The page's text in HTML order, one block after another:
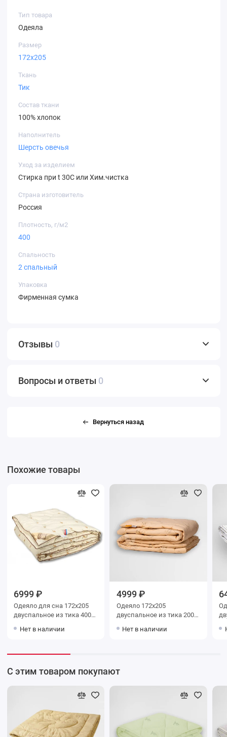
Тип товара
Одеяла
Размер
172х205
Ткань
Тик
Состав ткани
100% хлопок
Наполнитель
Шерсть овечья
Уход за изделием
Стирка при t 30C или Хим.чистка
Страна изготовитель
Россия
Плотность, г/м2
400
Спальность
2 спальный
Упаковка
Фирменная сумка
Отзывы 0
Вопросы и ответы 0
Вернуться назад
Похожие товары
6999 ₽
Одеяло для сна 172х205
двуспальное из тика 400
силиконизированное
Нет в наличии
4999 ₽
Одеяло 172х205
двуспальное из тика 200
BELASHOFF
Нет в наличии
С этим товаром покупают